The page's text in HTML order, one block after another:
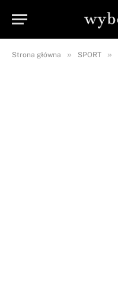
Strona główna » SPORT »